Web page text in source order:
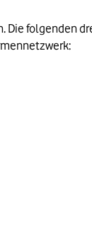
Die folgenden